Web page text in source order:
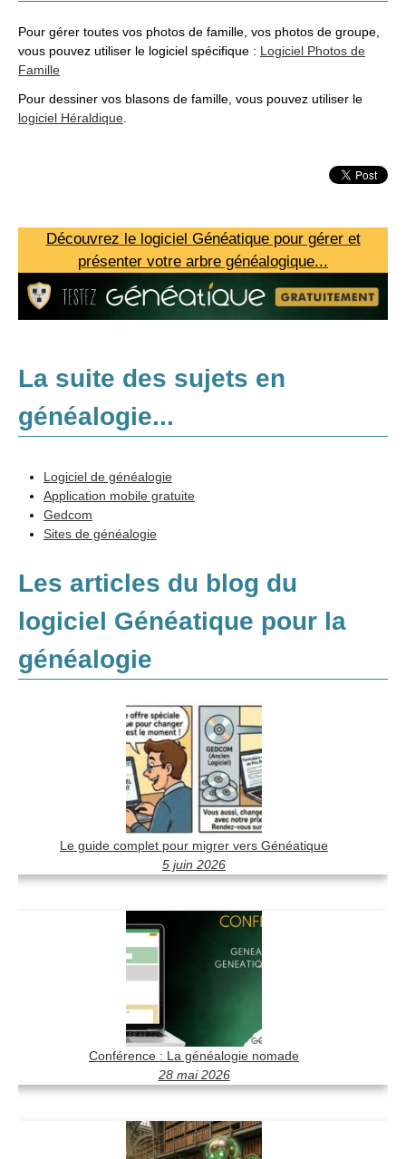
Pour gérer toutes vos photos de famille, vos photos de groupe,
vous pouvez utiliser le logiciel spécifique : Logiciel Photos de
Famille
Pour dessiner vos blasons de famille, vous pouvez utiliser le
logiciel Héraldique
Découvrez le logiciel Généatique pour gérer et
présenter votre arbre généalogique...
La suite des sujets en
généalogie...
Sources
Logiciels et internet
Annexes
Généalogie et Histoire
Généalogie à l'étranger
Logiciel de généalogie
Application mobile gratuite
Gedcom
Sites de généalogie
Les articles du blog du
logiciel Généatique pour la
généalogie
Le guide complet pour migrer vers Généatique
5 juin 2026
Conférence : La généalogie nomade
28 mai 2026